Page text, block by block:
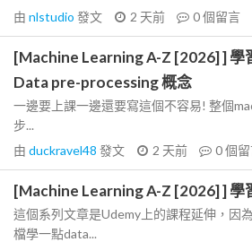
由 nlstudio 發文 2 天前 0個留言
[Machine Learning A-Z [2026] ] 學
Data pre-processing 概念
一邊要上課一邊還要寫這個不容易! 整個
步...
由 duckravel48 發文 2 天前 0個
[Machine Learning A-Z [2026] ] 學
這個系列文章是Udemy上的課程延伸，因
檔學一點data...